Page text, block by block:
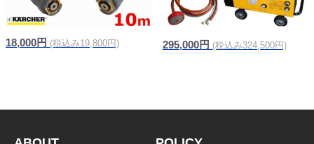
18,000円 (税込み19,800円) 295,000円 (税込み324,500円)